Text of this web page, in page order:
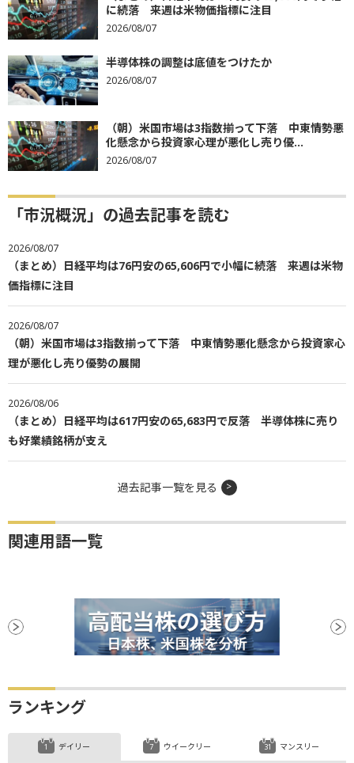
に続落 来週は米物価指標に注目
2026/08/07
半導体株の調整は底値をつけたか
2026/08/07
（朝）米国市場は3指数揃って下落 中東情勢悪
化懸念から投資家心理が悪化し売り優...
2026/08/07
「市況概況」の過去記事を読む
2026/08/07
（まとめ）日経平均は76円安の65,606円で小幅に続落 来週は米物
価指標に注目
2026/08/07
（朝）米国市場は3指数揃って下落 中東情勢悪化懸念から投資家心
理が悪化し売り優勢の展開
2026/08/06
（まとめ）日経平均は617円安の65,683円で反落 半導体株に売り
も好業績銘柄が支え
過去記事一覧を見る
関連用語一覧
ランキング
デイリー ウイークリー マンスリー